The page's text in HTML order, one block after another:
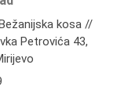
kosa //
Petrovića 43,